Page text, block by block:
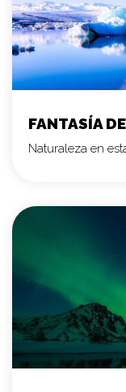
FANTASÍA
Naturaleza en